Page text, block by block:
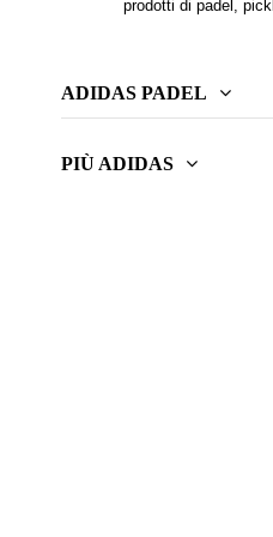
prodotti di padel,
ADIDAS PADEL
PIÙ ADIDAS